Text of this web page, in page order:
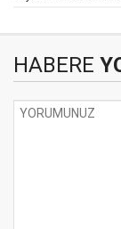
HABERE